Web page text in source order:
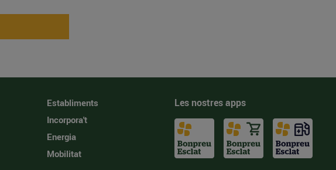
Establiments
Incorpora't
Energia
Mobilitat
Les nostres apps